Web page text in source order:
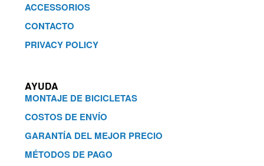
ACCESSORIOS
CONTACTO
PRIVACY POLICY
AYUDA
MONTAJE DE BICICLETAS
COSTOS DE ENVÍO
GARANTÍA DEL MEJOR PRECIO
MÉTODOS DE PAGO